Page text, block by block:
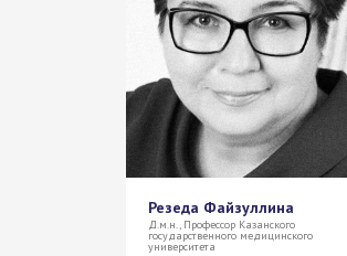
Резеда Файзуллина
Д.м.н., Профессор Казанского
государственного медицинского
университета